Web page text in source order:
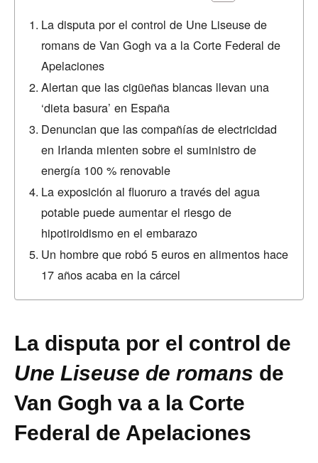
La disputa por el control de Une Liseuse de
romans de Van Gogh va a la Corte Federal de
Apelaciones
Alertan que las cigüeñas blancas llevan una
‘dieta basura’ en España
Denuncian que las compañías de electricidad
en Irlanda mienten sobre el suministro de
energía 100 % renovable
La exposición al fluoruro a través del agua
potable puede aumentar el riesgo de
hipotiroidismo en el embarazo
Un hombre que robó 5 euros en alimentos hace
17 años acaba en la cárcel
La disputa por el control de
Une Liseuse de romans de
Van Gogh va a la Corte
Federal de Apelaciones